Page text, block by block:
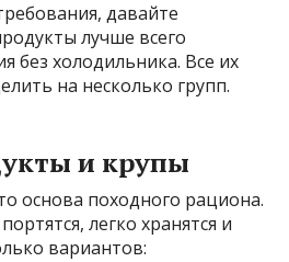
давайте
лучше всего
без холодильника. Все их
на несколько групп.
и крупы
основа походного рациона.
легко хранятся и
вариантов: